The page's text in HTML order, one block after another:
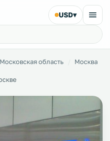
USD▾
Московская область
Москва